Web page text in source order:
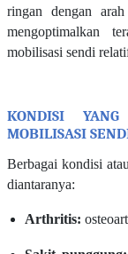
ringan dengan
mengoptimalkan
mobilisasi sendi
KONDISI
MOBILISASI
Berbagai kondisi
diantaranya:
Arthritis: